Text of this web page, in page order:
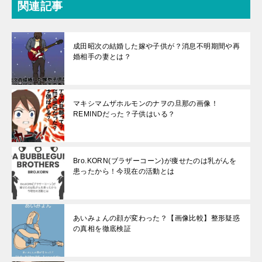
関連記事
成田昭次の結婚した嫁や子供が？消息不明期間や再
婚相手の妻とは？
マキシマムザホルモンのナヲの旦那の画像！
REMINDだった？子供はいる？
Bro.KORN(ブラザーコーン)が痩せたのは乳がんを
患ったから！今現在の活動とは
あいみょんの顔が変わった？【画像比較】整形疑惑
の真相を徹底検証